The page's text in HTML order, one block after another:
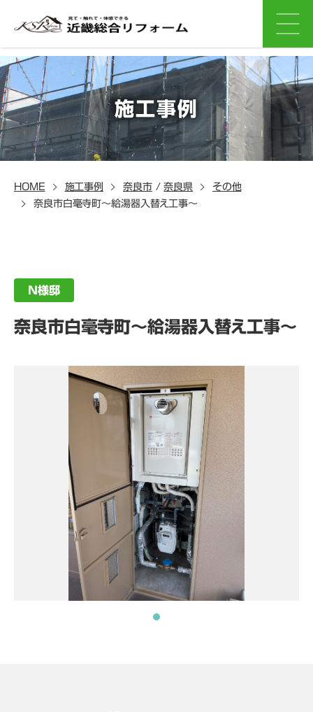
施工事例
HOME 施工事例 奈良市/奈良県
その他
奈良市白毫寺町～給湯器入替え工事～
N様邸
奈良市白毫寺町～給湯器入替え工事～